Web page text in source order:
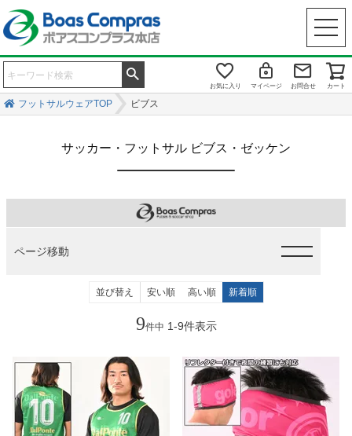
お気に入り マイページ お問合せ カート
フットサルウェアTOP ビブス
サッカー・フットサル ビブス・ゼッケン
ページ移動
並び替え 安い順 高い順 新着順
9件中 1-9件表示